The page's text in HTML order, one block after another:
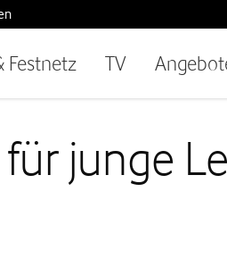
Festnetz TV
junge